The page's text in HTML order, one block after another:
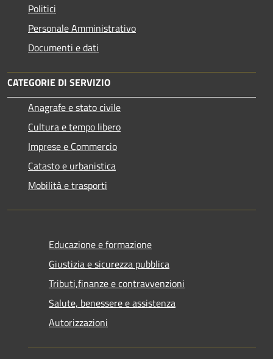
Politici
Personale Amministrativo
Documenti e dati
CATEGORIE DI SERVIZIO
Anagrafe e stato civile
Cultura e tempo libero
Imprese e Commercio
Catasto e urbanistica
Mobilità e trasporti
Educazione e formazione
Giustizia e sicurezza pubblica
Tributi,finanze e contravvenzioni
Salute, benessere e assistenza
Autorizzazioni